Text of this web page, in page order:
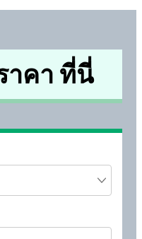
าคา ที่นี่